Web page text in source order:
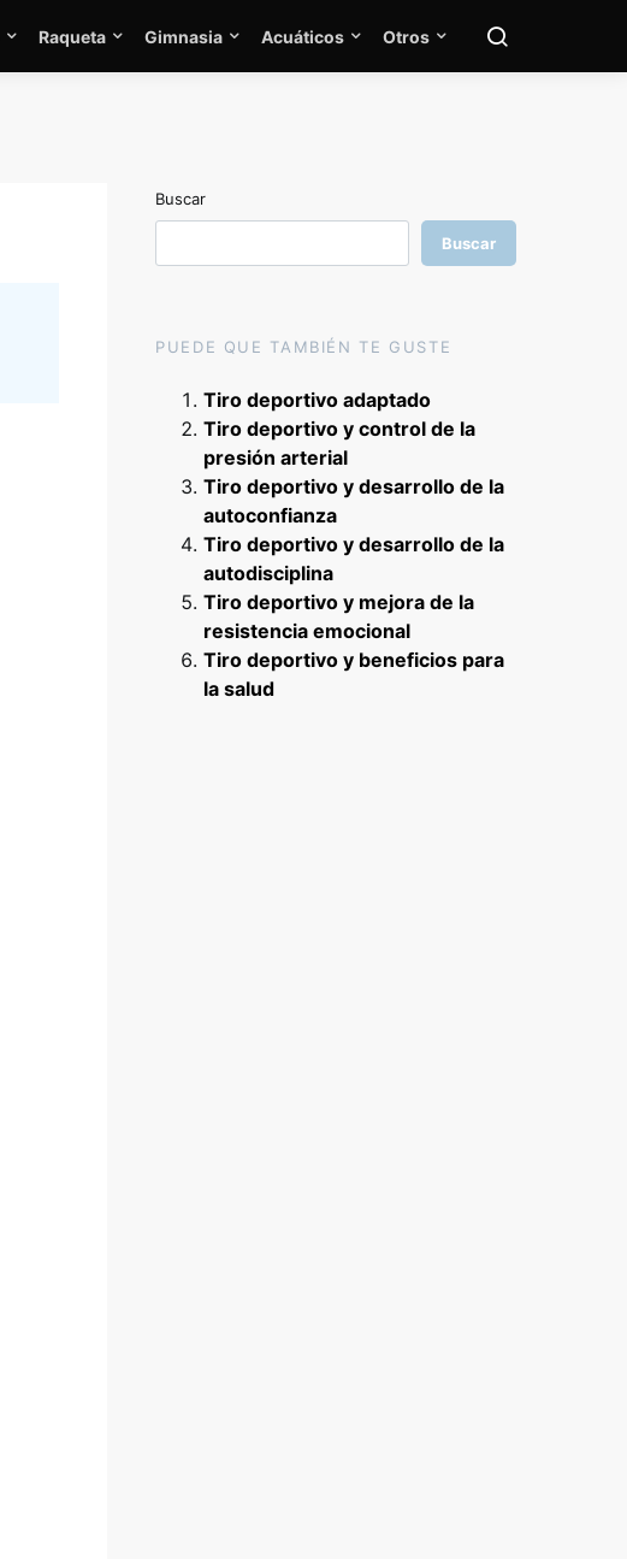
Raqueta Gimnasia Acuáticos Otros
Buscar
Buscar
PUEDE QUE TAMBIÉN TE GUSTE
Tiro deportivo adaptado
Tiro deportivo y control de la
presión arterial
Tiro deportivo y desarrollo de la
autoconfianza
Tiro deportivo y desarrollo de la
autodisciplina
Tiro deportivo y mejora de la
resistencia emocional
Tiro deportivo y beneficios para
la salud